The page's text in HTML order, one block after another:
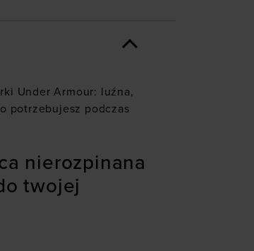
Under Armour: luźna,
potrzebujesz podczas
nierozpinana
twojej